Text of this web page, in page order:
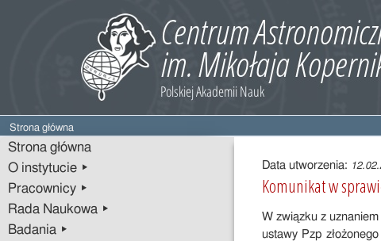
Strona główna
Strona główna
O instytucie ▸
Pracownicy ▸
Rada Naukowa ▸
Badania ▸
Treść
wpisuData utworzenia:
Komunikat w
W związku z
ustawy Pzp